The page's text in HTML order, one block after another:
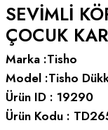
SEVİMLİ
ÇOCUK
Marka :Tisho
Model :Tisho
Ürün ID : 19290
Ürün Kodu :